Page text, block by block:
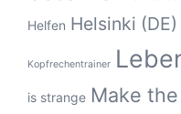
Helfen Helsinki (DE)
Kopfrechentrainer
is strange Make